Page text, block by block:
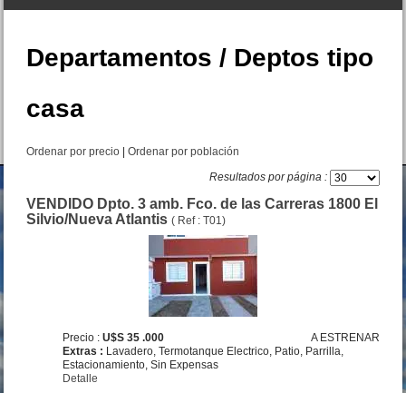
Yunque y Av. Costanera
Departamentos / Deptos tipo
casa
Ordenar por precio |Ordenar por población
Resultados por página :
VENDIDO Dpto. 3 amb. Fco. de las Carreras 1800 El
Silvio/Nueva Atlantis( Ref : T01)
A ESTRENAR
Precio :U$S 35 .000
Extras : Lavadero, Termotanque Electrico, Patio, Parrilla,
Estacionamiento, Sin Expensas
Detalle